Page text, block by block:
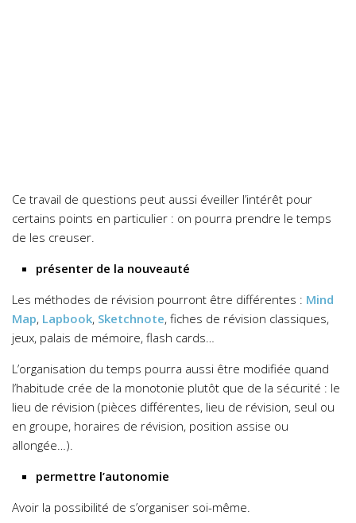
Ce travail de questions peut aussi éveiller l’intérêt pour
certains points en particulier : on pourra prendre le temps
de les creuser.
présenter de la nouveauté
Les méthodes de révision pourront être différentes : Mind
Map, Lapbook, Sketchnote, fiches de révision classiques,
jeux, palais de mémoire, flash cards…
L’organisation du temps pourra aussi être modifiée quand
l’habitude crée de la monotonie plutôt que de la sécurité : le
lieu de révision (pièces différentes, lieu de révision, seul ou
en groupe, horaires de révision, position assise ou
allongée…).
permettre l’autonomie
Avoir la possibilité de s’organiser soi-même.